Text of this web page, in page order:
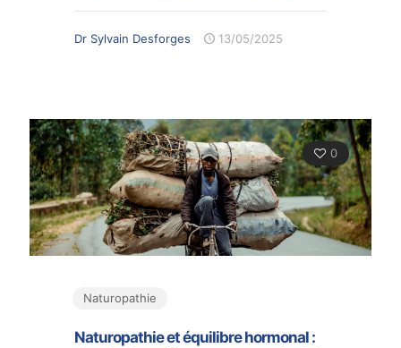
Dr Sylvain Desforges 13/05/2025
0
Naturopathie
Naturopathie et équilibre hormonal :